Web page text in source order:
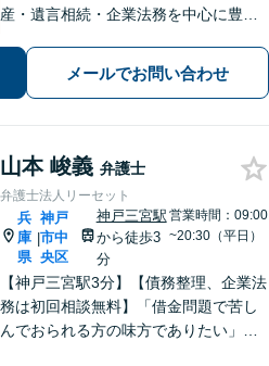
産・遺言相続・企業法務を中心に豊富
ために」をモットーに、高い専門性を
もって最善の解決を実現します。お気
メールでお問い合わせ
山本 峻義 弁護士
弁護士法人リーセット
兵
庫
県
|
神戸
市中
央区
神戸三宮駅
から徒歩3
分
営業時間：09:00
~20:30（平日）
【神戸三宮駅3分】【債務整理、企業法
務は初回相談無料】「借金問題で苦し
んでおられる方の味方でありたい」